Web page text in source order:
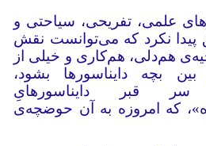
علمی، تفریحی، سیاحتی و
پیدا نکرد که می‌توانست نقش
هم‌دلی، هم‌کاری و خیلی از
بچه دایناسورها بشود،
قبر دایناسورهایِ
که امروزه به آن حوضچه‌ی